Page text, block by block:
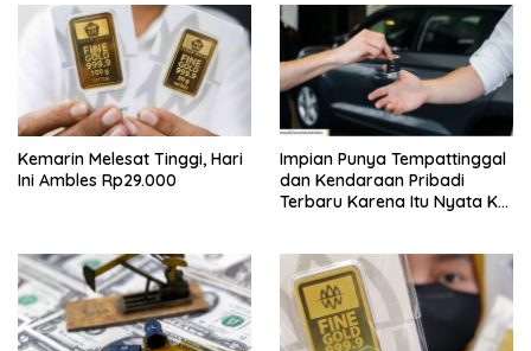
Kemarin Melesat Tinggi, Hari
Ini Ambles Rp29.000
Impian Punya Tempattinggal
dan Kendaraan Pribadi
Terbaru Karena Itu Nyata Ke